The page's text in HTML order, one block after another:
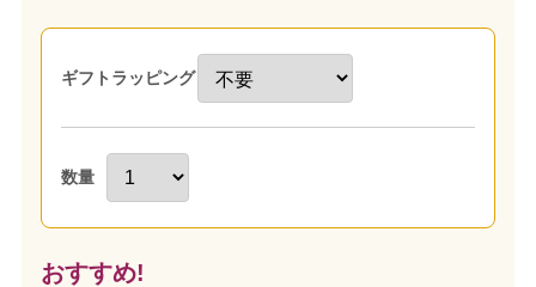
ギフトラッピング
数量
おすすめ!